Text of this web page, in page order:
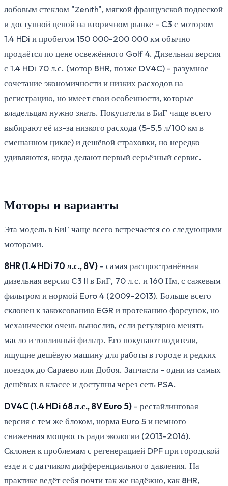
лобовым стеклом "Zenith", мягкой французской подвеской
и доступной ценой на вторичном рынке - C3 с мотором
1.4 HDi и пробегом 150 000-200 000 км обычно
продаётся по цене освежённого Golf 4. Дизельная версия
с 1.4 HDi 70 л.с. (мотор 8HR, позже DV4C) - разумное
сочетание экономичности и низких расходов на
регистрацию, но имеет свои особенности, которые
владельцам нужно знать. Покупатели в БиГ чаще всего
выбирают её из-за низкого расхода (5-5,5 л/100 км в
смешанном цикле) и дешёвой страховки, но нередко
удивляются, когда делают первый серьёзный сервис.
Моторы и варианты
Эта модель в БиГ чаще всего встречается со следующими
моторами.
8HR (1.4 HDi 70 л.с., 8V) - самая распространённая
дизельная версия C3 II в БиГ, 70 л.с. и 160 Нм, с сажевым
фильтром и нормой Euro 4 (2009-2013). Больше всего
склонен к закоксованию EGR и протеканию форсунок, но
механически очень вынослив, если регулярно менять
масло и топливный фильтр. Его покупают водители,
ищущие дешёвую машину для работы в городе и редких
поездок до Сараево или Добоя. Запчасти - одни из самых
дешёвых в классе и доступны через сеть PSA.
DV4C (1.4 HDi 68 л.с., 8V Euro 5) - рестайлинговая
версия с тем же блоком, норма Euro 5 и немного
сниженная мощность ради экологии (2013-2016).
Склонен к проблемам с регенерацией DPF при городской
езде и с датчиком дифференциального давления. На
практике ведёт себя почти так же надёжно, как 8HR,